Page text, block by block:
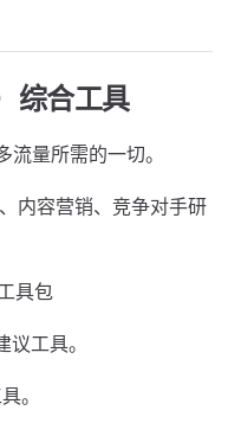
综合工具
流量所需的一切。
内容营销、竞争对手研
具包
议工具。
。